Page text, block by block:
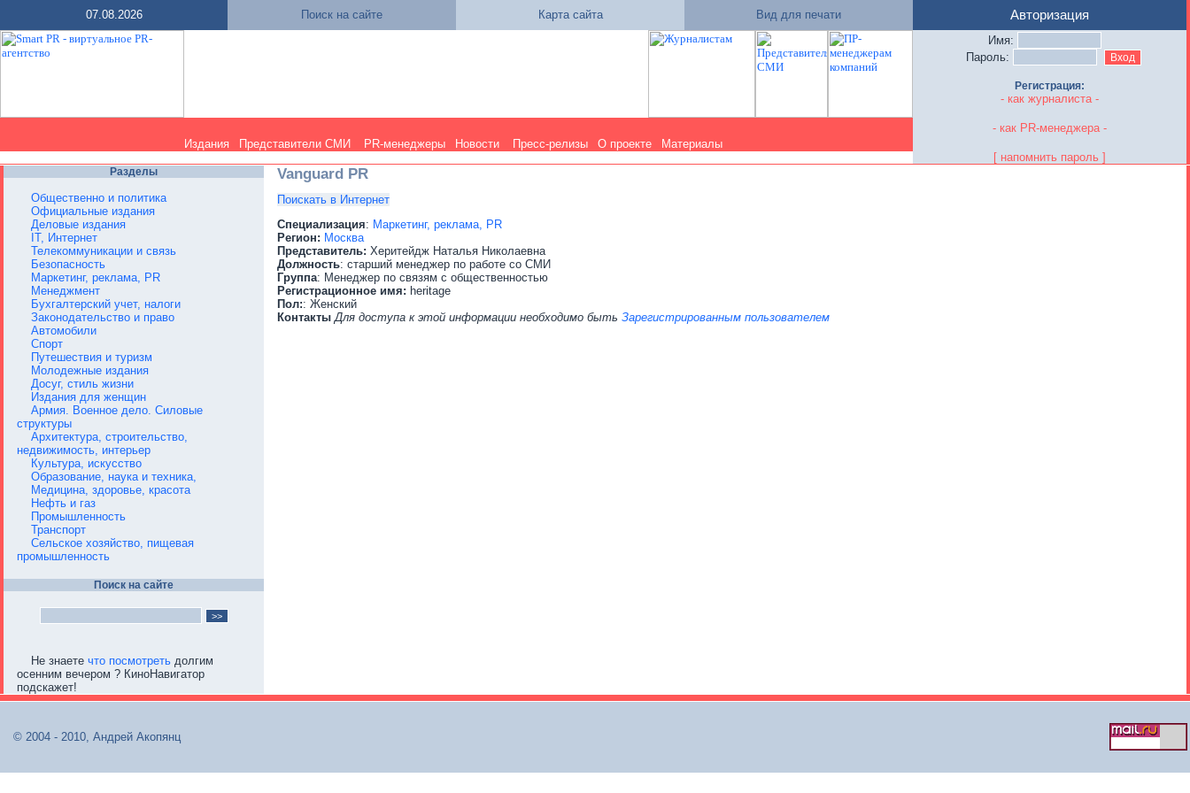
07.08.2026 Поиск на сайте Карта сайта Вид для печати
Издания Представители СМИ PR-менеджеры Новости Пресс-релизы О проекте Материалы
Авторизация
Имя:
Пароль:
Регистрация:
- как журналиста -
- как PR-менеджера -
[ напомнить пароль ]
Разделы
Общественно и политика
Официальные издания
Деловые издания
IT, Интернет
Телекоммуникации и связь
Безопасность
Маркетинг, реклама, PR
Менеджмент
Бухгалтерский учет, налоги
Законодательство и право
Автомобили
Спорт
Путешествия и туризм
Молодежные издания
Досуг, стиль жизни
Издания для женщин
Армия. Военное дело. Силовые
структуры
Архитектура, строительство,
недвижимость, интерьер
Культура, искусство
Образование, наука и техника,
Медицина, здоровье, красота
Нефть и газ
Промышленность
Транспорт
Сельское хозяйство, пищевая
промышленность
Поиск на сайте
Не знаете что посмотреть долгим
осенним вечером ? КиноНавигатор
подскажет!
Vanguard PR
Поискать в Интернет
Специализация: Маркетинг, реклама, PR
Регион: Москва
Представитель: Херитейдж Наталья Николаевна
Должность: старший менеджер по работе со СМИ
Группа: Менеджер по связям с общественностью
Регистрационное имя: heritage
Пол:: Женский
Контакты Для доступа к этой информации необходимо быть Зарегистрированным пользователем
© 2004 - 2010, Андрей Акопянц